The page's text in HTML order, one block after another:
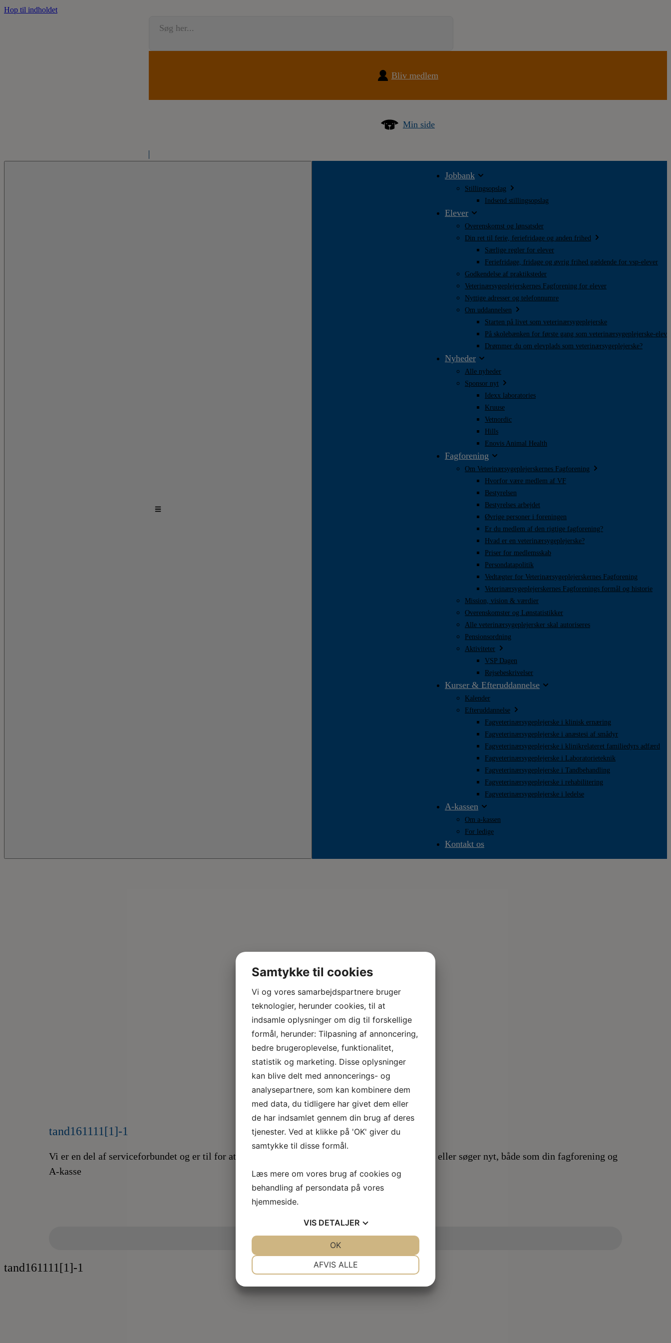
Hop til indholdet
Søg her...
Bliv medlem
Min side
Jobbank
Stillingsopslag
Indsend stillingsopslag
Elever
Overenskomst og lønsatsder
Din ret til ferie, feriefridage og anden frihed
Særlige regler for elever
Feriefridage, fridage og øvrig frihed gældende for vsp-elever
Godkendelse af praktiksteder
Veterinærsygeplejerskernes Fagforening for elever
Nyttige adresser og telefonnumre
Om uddannelsen
Starten på livet som veterinærsygeplejerske
På skolebænken for første gang som veterinærsygeplejerske-elev
Drømmer du om elevplads som veterinærsygeplejerske?
Nyheder
Alle nyheder
Sponsor nyt
Idexx laboratories
Kruuse
Vetnordic
Hills
Enovis Animal Health
Fagforening
Om Veterinærsygeplejerskernes Fagforening
Hvorfor være medlem af VF
Bestyrelsen
Bestyrelses arbejdet
Øvrige personer i foreningen
Er du medlem af den rigtige fagforening?
Hvad er en veterinærsygeplejerske?
Priser for medlemsskab
Persondatapolitik
Vedtægter for Veterinærsygeplejerskernes Fagforening
Veterinærsygeplejerskernes Fagforenings formål og historie
Mission, vision & værdier
Overenskomster og Lønstatistikker
Alle veterinærsygeplejersker skal autoriseres
Pensionsordning
Aktiviteter
VSP Dagen
Rejsebeskrivelser
Kurser & Efteruddannelse
Kalender
Efteruddannelse
Fagveterinærsygeplejerske i klinisk ernæring
Fagveterinærsygeplejerske i anæstesi af smådyr
Fagveterinærsygeplejerske i klinikrelateret familiedyrs adfærd
Fagveterinærsygeplejerske i Laboratorieteknik
Fagveterinærsygeplejerske i Tandbehandling
Fagveterinærsygeplejerske i rehabilitering
Fagveterinærsygeplejerske i ledelse
A-kassen
Om a-kassen
For ledige
Kontakt os
tand161111[1]-1
Vi er en del af serviceforbundet og er til for at hjælpe dig når du er i tvivl, skal skal godt videre eller søger nyt, både som din fagforening og
A-kasse
Bliv medlem i dag
tand161111[1]-1
Samtykke til cookies
Vi og vores samarbejdspartnere bruger
teknologier, herunder cookies, til at
indsamle oplysninger om dig til forskellige
formål, herunder: Tilpasning af annoncering,
bedre brugeroplevelse, funktionalitet,
statistik og marketing. Disse oplysninger
kan blive delt med annoncerings- og
analysepartnere, som kan kombinere dem
med data, du tidligere har givet dem eller
de har indsamlet gennem din brug af deres
tjenester. Ved at klikke på 'OK' giver du
samtykke til disse formål.
Læs mere om vores brug af cookies og
behandling af persondata på vores
hjemmeside.
VIS DETALJER
AFVIS ALLE
OK